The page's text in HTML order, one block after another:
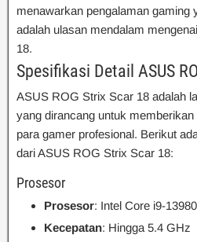
menawarkan pengalaman gaming
adalah ulasan mendalam
18.
Spesifikasi Detail ASUS
ASUS ROG Strix Scar 18 adalah
yang dirancang untuk
para gamer profesional. Berikut
dari ASUS ROG Strix Scar 18:
Prosesor
Prosesor: Intel Core i9-
Kecepatan: Hingga 5.4 GHz